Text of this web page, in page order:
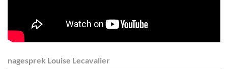
nagesprek Louise Lecavalier